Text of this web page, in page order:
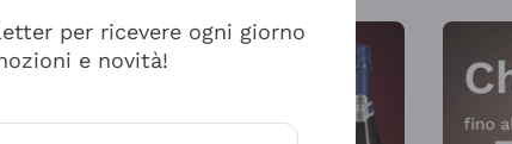
per ricevere ogni giorno
e novità!